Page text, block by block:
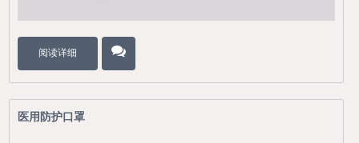
阅读详细
医用防护口罩